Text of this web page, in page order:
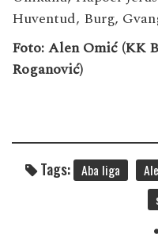
Huventud, Burg,
Foto: Alen Omić (KK
Roganović)
Tags: Aba liga